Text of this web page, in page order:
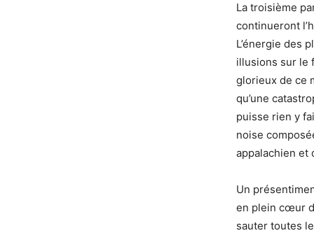
La troisième
continueront
L’énergie des
illusions sur le
glorieux de ce
qu’une
puisse rien y
noise
appalachien et
Un
en plein cœur
sauter toutes